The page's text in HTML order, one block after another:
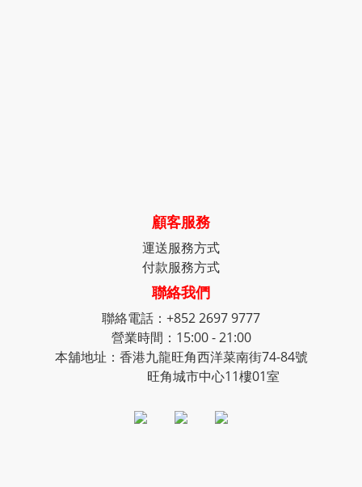
顧客服務
運送服務方式
付款服務方式
聯絡我們
聯絡電話：+852 2697 9777
營業時間：15:00 - 21:00
本舖地址：香港九龍旺角西洋菜南街74-84號
旺角城市中心11樓01室